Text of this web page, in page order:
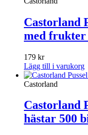
Castorland
med
179 kr
Lägg till i varukorg
Castorland
Castorland
hästar 500